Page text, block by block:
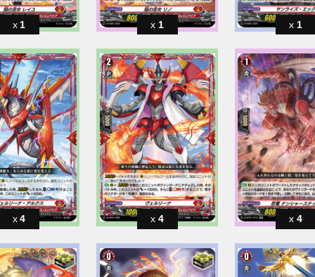
1 1 1
4 4 4